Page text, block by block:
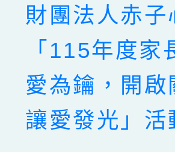
財團法人赤
「115年度
愛為鑰，開
讓愛發光」活